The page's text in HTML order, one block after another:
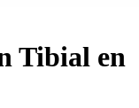
Tibial en